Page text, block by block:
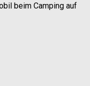
beim Camping auf